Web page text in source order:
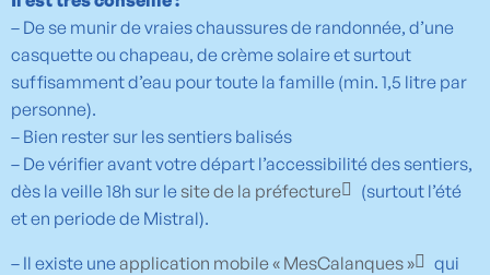
– De se munir de vraies chaussures de randonnée, d’une
casquette ou chapeau, de crème solaire et surtout
suffisamment d’eau pour toute la famille (min. 1,5 litre par
personne).
– Bien rester sur les sentiers balisés
– De vérifier avant votre départ l’accessibilité des sentiers,
dès la veille 18h sur lesite de la préfecture
(surtout l’été
et en periode de Mistral).
– Il existe uneapplication mobile « MesCalanques »
qui